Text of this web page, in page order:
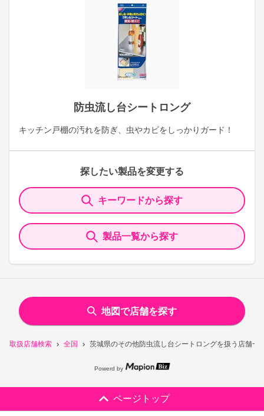
取扱店舗検索 全国 茨城県のその他防虫流し台シートロングを扱う店舗一
防虫流し台シートロング
キッチン戸棚の汚れを防ぎ、虫やカビをしっかりガード！
探したい製品を変更する
キーワードから探す
製品一覧から探す
地図で店舗を探す
Powerd by
ページトップ